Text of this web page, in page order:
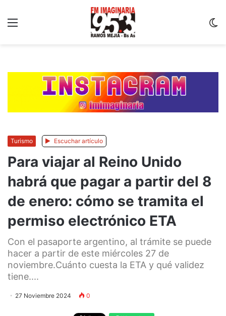
Turismo Escuchar artículo
Para viajar al Reino Unido
habrá que pagar a partir del 8
de enero: cómo se tramita el
permiso electrónico ETA
Con el pasaporte argentino, al trámite se puede
hacer a partir de este miércoles 27 de
noviembre.Cuánto cuesta la ETA y qué validez
tiene....
27 Noviembre 2024 0